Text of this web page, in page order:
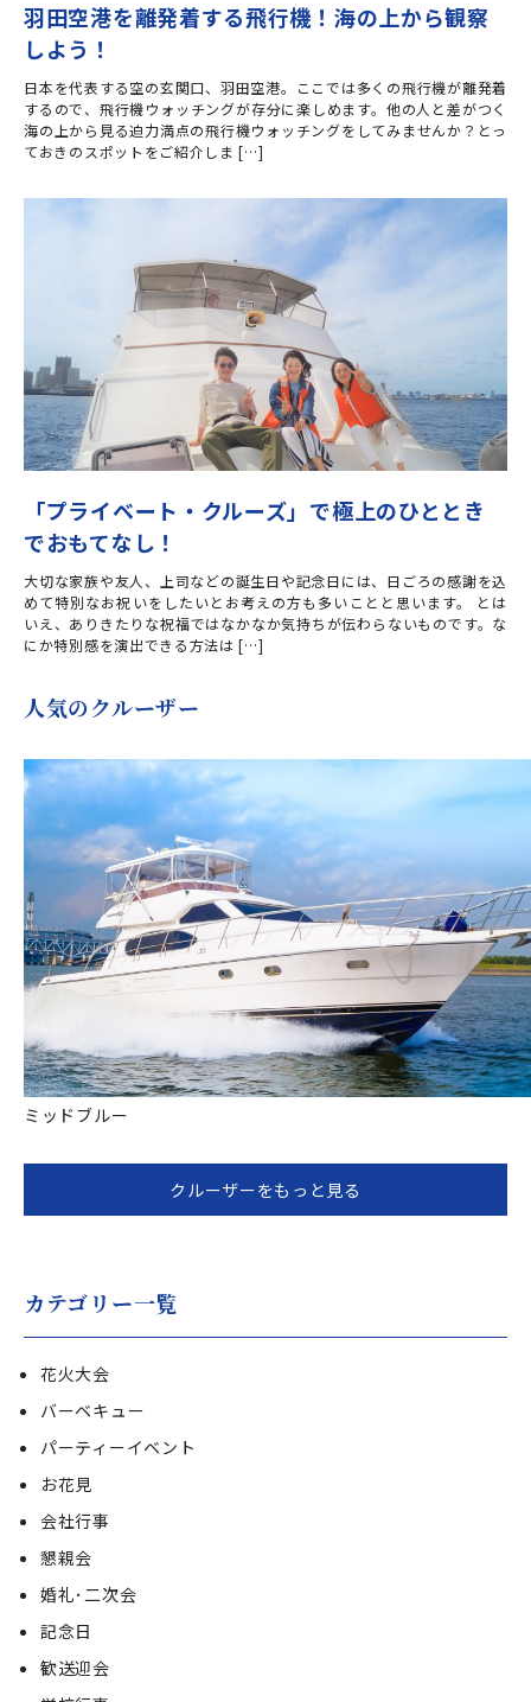
羽田空港を離発着する飛行機！海の上から観察
しよう！
日本を代表する空の玄関口、羽田空港。ここでは多くの飛行機が離発着
するので、飛行機ウォッチングが存分に楽しめます。他の人と差がつく
海の上から見る迫力満点の飛行機ウォッチングをしてみませんか？とっ
ておきのスポットをご紹介しま […]
「プライベート・クルーズ」で極上のひととき
でおもてなし！
大切な家族や友人、上司などの誕生日や記念日には、日ごろの感謝を込
めて特別なお祝いをしたいとお考えの方も多いことと思います。 とは
いえ、ありきたりな祝福ではなかなか気持ちが伝わらないものです。な
にか特別感を演出できる方法は […]
人気のクルーザー
ミッドブルー
クルーザーをもっと見る
カテゴリー一覧
花火大会
バーベキュー
パーティーイベント
お花見
会社行事
懇親会
婚礼･二次会
記念日
歓送迎会